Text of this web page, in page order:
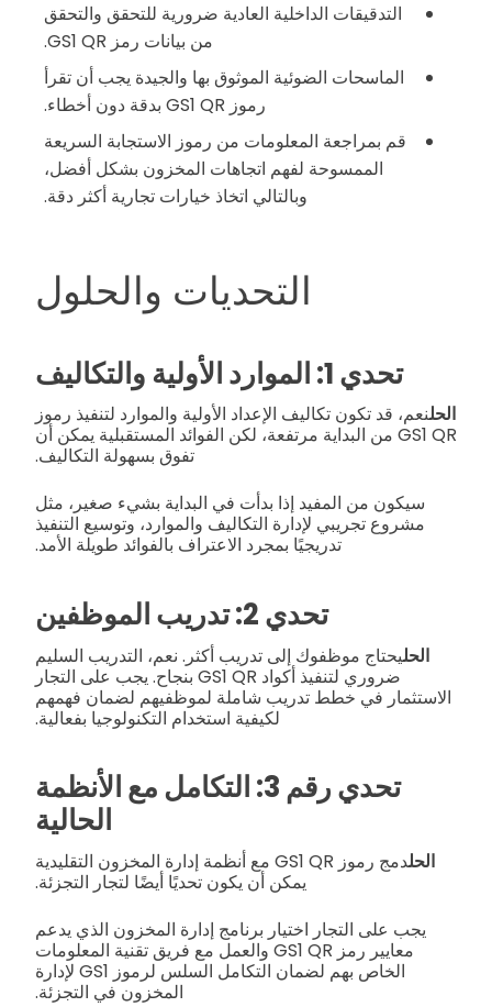
التدقيقات الداخلية العادية ضرورية للتحقق والتحقق
من بيانات رمز GS1 QR.
الماسحات الضوئية الموثوق بها والجيدة يجب أن تقرأ
رموز GS1 QR بدقة دون أخطاء.
قم بمراجعة المعلومات من رموز الاستجابة السريعة
الممسوحة لفهم اتجاهات المخزون بشكل أفضل،
وبالتالي اتخاذ خيارات تجارية أكثر دقة.
التحديات والحلول
تحدي 1: الموارد الأولية والتكاليف
الحلنعم، قد تكون تكاليف الإعداد الأولية والموارد لتنفيذ رموز
GS1 QR من البداية مرتفعة، لكن الفوائد المستقبلية يمكن أن
تفوق بسهولة التكاليف.
سيكون من المفيد إذا بدأت في البداية بشيء صغير، مثل
مشروع تجريبي لإدارة التكاليف والموارد، وتوسيع التنفيذ
تدريجيًا بمجرد الاعتراف بالفوائد طويلة الأمد.
تحدي 2: تدريب الموظفين
الحليحتاج موظفوك إلى تدريب أكثر. نعم، التدريب السليم
ضروري لتنفيذ أكواد GS1 QR بنجاح. يجب على التجار
الاستثمار في خطط تدريب شاملة لموظفيهم لضمان فهمهم
لكيفية استخدام التكنولوجيا بفعالية.
تحدي رقم 3: التكامل مع الأنظمة
الحالية
الحل
دمج رموز GS1 QR مع أنظمة إدارة المخزون التقليدية
يمكن أن يكون تحديًا أيضًا لتجار التجزئة.
يجب على التجار اختيار برنامج إدارة المخزون الذي يدعم
معايير رمز GS1 QR والعمل مع فريق تقنية المعلومات
الخاص بهم لضمان التكامل السلس لرموز GS1 لإدارة
المخزون في التجزئة.